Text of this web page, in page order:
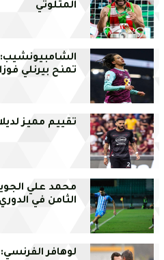
المثلوثي
تمنح بيرنلي
تقييم مميز
محمد علي
الثامن في
لوهافر